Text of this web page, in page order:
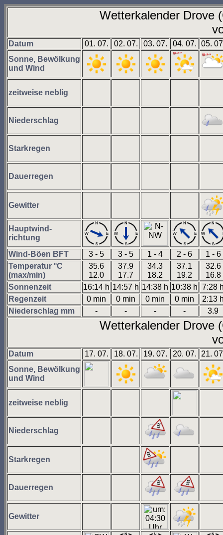
Wetterkalender Drove
Datum 01. 07. 02. 07. 03. 07. 04. 07. 05.
Sonne, Bewölkung
und Wind
zeitweise neblig
Niederschlag
Starkregen
Dauerregen
Gewitter
Hauptwind-
richtung
Wind-Böen BFT
3 - 5 3 - 5 1 - 4 2 - 6
1 - 6
Temperatur °C
(max/min)
35.6
12.0
37.9
17.7
34.3
18.2
37.1
19.2
32.6
16.8
Sonnenzeit
16:14 h 14:57 h 14:38 h 10:38 h 7:28
Regenzeit
0 min 0 min 0 min 0 min
2:13
Niederschlag mm
- - - - 3.9
Wetterkalender Drove
Datum 17. 07. 18. 07. 19. 07. 20. 07.
21.
Sonne, Bewölkung
und Wind
zeitweise neblig
Niederschlag
Starkregen
Dauerregen
Gewitter